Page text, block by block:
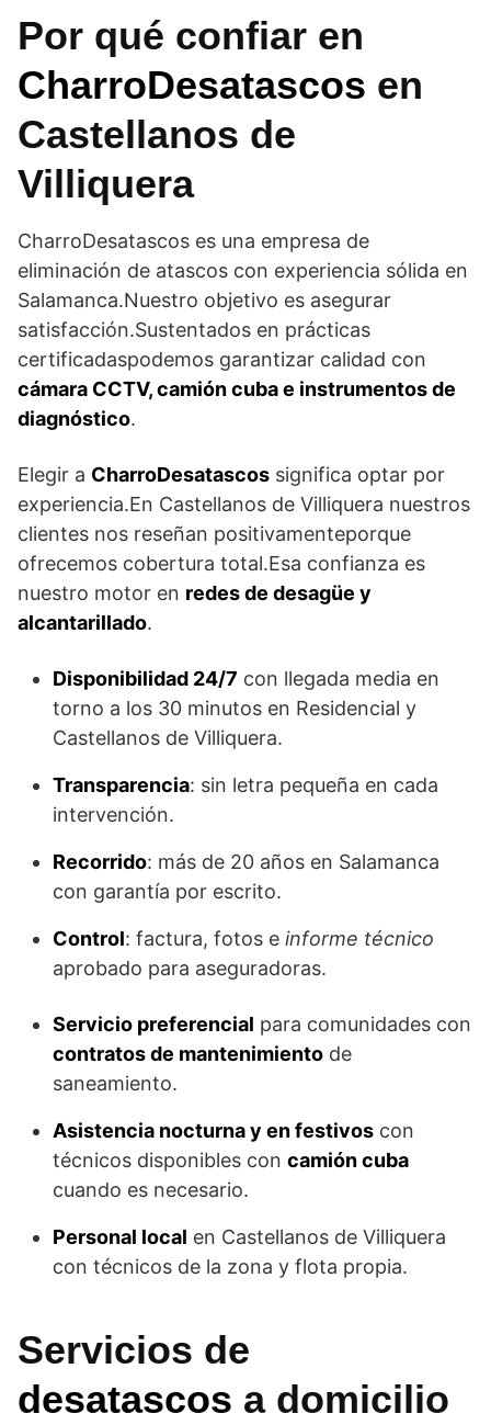
Por qué confiar en
CharroDesatascos en
Castellanos de
Villiquera
CharroDesatascos es una empresa de
eliminación de atascos con experiencia sólida en
Salamanca.Nuestro objetivo es asegurar
satisfacción.Sustentados en prácticas
certificadaspodemos garantizar calidad con
cámara CCTV, camión cuba e instrumentos de
diagnóstico.
Elegir a CharroDesatascos significa optar por
experiencia.En Castellanos de Villiquera nuestros
clientes nos reseñan positivamenteporque
ofrecemos cobertura total.Esa confianza es
nuestro motor en redes de desagüe y
alcantarillado.
Disponibilidad 24/7 con llegada media en
torno a los 30 minutos en Residencial y
Castellanos de Villiquera.
Transparencia: sin letra pequeña en cada
intervención.
Recorrido: más de 20 años en Salamanca
con garantía por escrito.
Control: factura, fotos e informe técnico
aprobado para aseguradoras.
Servicio preferencial para comunidades con
contratos de mantenimiento de
saneamiento.
Asistencia nocturna y en festivos con
técnicos disponibles con camión cuba
cuando es necesario.
Personal local en Castellanos de Villiquera
con técnicos de la zona y flota propia.
Servicios de
desatascos a domicilio